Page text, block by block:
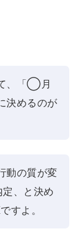
、「◯月
決めるのが
動の質が変
、と決め
すよ。